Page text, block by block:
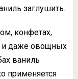
заглушить.
конфетах,
и даже овощных
ваниль
применяется